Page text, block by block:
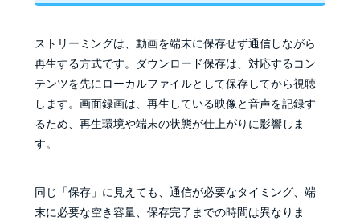
ストリーミングは、動画を端末に保存せず通信しながら
再生する方式です。ダウンロード保存は、対応するコン
テンツを先にローカルファイルとして保存してから視聴
します。画面録画は、再生している映像と音声を記録す
るため、再生環境や端末の状態が仕上がりに影響しま
す。
同じ「保存」に見えても、通信が必要なタイミング、端
末に必要な空き容量、保存完了までの時間は異なりま